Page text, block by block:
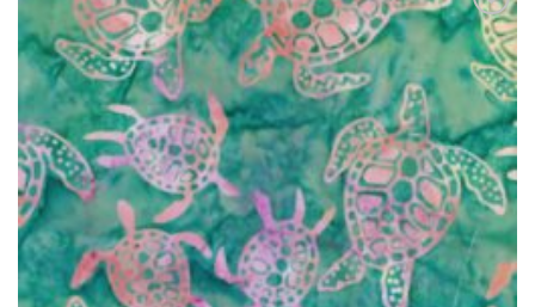
Ajouter
à la liste
de
souhaits